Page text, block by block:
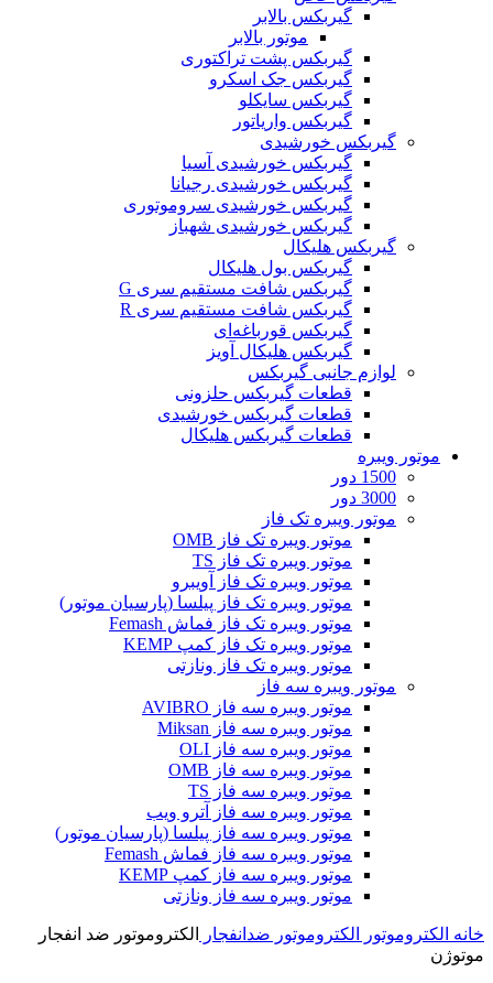
گيربکس بالابر
موتور بالابر
گیربکس پشت تراکتوری
گیربکس جک اسکرو
گیربکس سایکلو
گیربکس واریاتور
گیربکس خورشیدی
گیربکس خورشیدی آسیا
گیربکس خورشیدی رجیانا
گیربکس خورشیدی سروموتوری
گیربکس خورشیدی شهباز
گیربکس هلیکال
گیربکس بول هلیکال
گیربکس شافت مستقیم سری G
گیربکس شافت مستقیم سری R
گیربکس قورباغه‌ای
گیربکس هلیکال آویز
لوازم جانبی گیربکس
قطعات گيربکس حلزونی
قطعات گيربکس خورشيدی
قطعات گیربکس هلیکال
موتور ویبره
1500 دور
3000 دور
موتور ویبره تک فاز
موتور ویبره تک فاز OMB
موتور ویبره تک فاز TS
موتور ویبره تک فاز آویبرو
موتور ویبره تک فاز پیلسا (پارسیان موتور)
موتور ویبره تک فاز فماش Femash
موتور ویبره تک فاز کمپ KEMP
موتور ویبره تک فاز ونازتی
موتور ویبره سه فاز
موتور ویبره سه فاز AVIBRO
موتور ویبره سه فاز Miksan
موتور ویبره سه فاز OLI
موتور ویبره سه فاز OMB
موتور ویبره سه فاز TS
موتور ویبره سه فاز آترو ویب
موتور ویبره سه فاز پیلسا (پارسیان موتور)
موتور ویبره سه فاز فماش Femash
موتور ویبره سه فاز کمپ KEMP
موتور ویبره سه فاز ونازتی
خانه الکتروموتور الکتروموتور ضدانفجار
الکتروموتور ضد انفجار
موتوژن